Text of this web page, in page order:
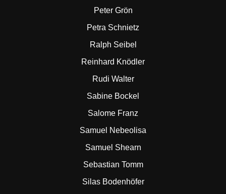
Peter Grön
Petra Schnietz
Ralph Seibel
Reinhard Knödler
Rudi Walter
Sabine Bockel
Salome Franz
Samuel Nebeolisa
Samuel Shearn
Sebastian Tomm
Silas Bodenhöfer